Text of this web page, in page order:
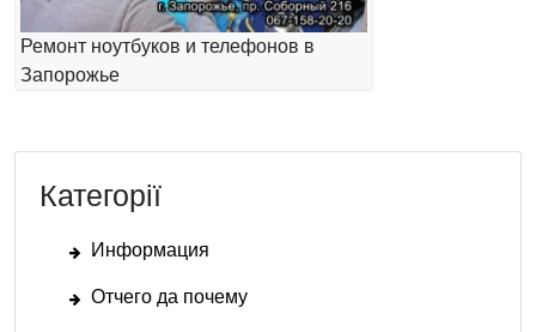
Ремонт ноутбуков и телефонов в
Запорожье
Категорії
Информация
Отчего да почему